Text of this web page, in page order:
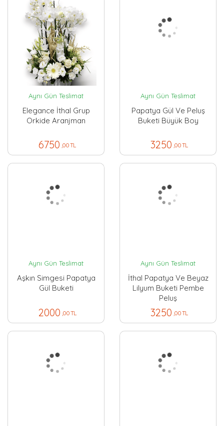
Aynı Gün Teslimat
Elegance İthal Grup
Orkide Aranjman
6750 ,00 TL
Aynı Gün Teslimat
Papatya Gül Ve Peluş
Buketi Büyük Boy
3250 ,00 TL
Aynı Gün Teslimat
Aşkın Simgesi Papatya
Gül Buketi
2000 ,00 TL
Aynı Gün Teslimat
İthal Papatya Ve Beyaz
Lilyum Buketi Pembe
Peluş
3250 ,00 TL